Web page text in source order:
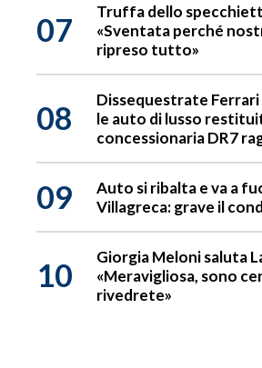
07
Truffa dello
«Sventata perché
ripreso tutto»
08
Dissequestrate Ferrari
le auto di lusso
concessionaria DR7
09
Auto si ribalta e va a
Villagreca: grave il
10
Giorgia Meloni saluta
«Meravigliosa, sono
rivedrete»